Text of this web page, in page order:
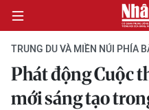
CHÍNH TRỊ
TRUNG DU VÀ MIỀN NÚI PHÍA
Phát động Cuộc
mới sáng tạo